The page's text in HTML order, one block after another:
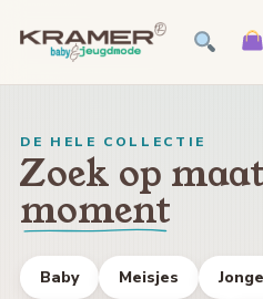
DE HELE COLLECTIE
Zoek op
moment
Baby Meisjes